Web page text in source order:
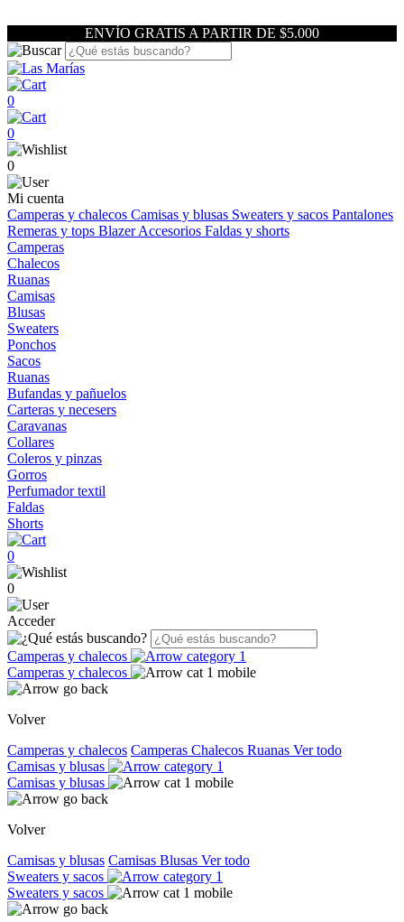
ENVÍO GRATIS A PARTIR DE $5.000
0
0
0
Mi cuenta
Camperas y chalecos Camisas y blusas Sweaters y sacos Pantalones
Remeras y tops BlazerAccesorios Faldas y shorts
Camperas
Chalecos
Ruanas
Camisas
Blusas
Sweaters
Ponchos
Sacos
Ruanas
Bufandas y pañuelos
Carteras y necesers
Caravanas
Collares
Coleros y pinzas
Gorros
Perfumador textil
Faldas
Shorts
0
0
Acceder
Camperas y chalecos
Camperas y chalecos
Volver
Camperas y chalecos Camperas Chalecos Ruanas Ver todo
Camisas y blusas
Camisas y blusas
Volver
Camisas y blusas Camisas Blusas Ver todo
Sweaters y sacos
Sweaters y sacos